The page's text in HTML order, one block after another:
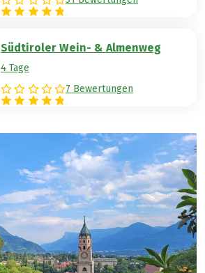
Südtiroler Wein- & Almenweg
4 Tage
7 Bewertungen